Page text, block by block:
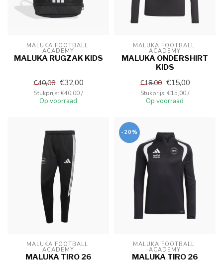
MALUKA FOOTBALL
ACADEMY
MALUKA RUGZAK KIDS
€40,00 €32,00
Stukprijs: €40,00 /
Op voorraad
MALUKA FOOTBALL
ACADEMY
MALUKA ONDERSHIRT
KIDS
€18,00 €15,00
Stukprijs: €15,00 /
Op voorraad
MALUKA FOOTBALL
ACADEMY
MALUKA TIRO 26
-20%
MALUKA FOOTBALL
ACADEMY
MALUKA TIRO 26